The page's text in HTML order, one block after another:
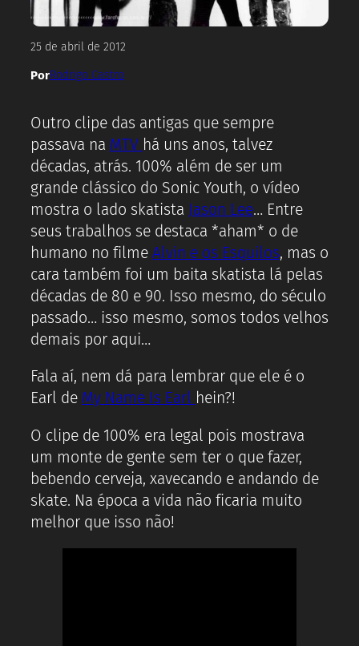
25 de abril de 2012
PorRodrigo Castro
Outro clipe das antigas que sempre
passava na MTV há uns anos, talvez
décadas, atrás. 100% além de ser um
grande clássico do Sonic Youth, o vídeo
mostra o lado skatista Jason Lee… Entre
seus trabalhos se destaca *aham* o de
humano no filme Alvin e os Esquilos, mas o
cara também foi um baita skatista lá pelas
décadas de 80 e 90. Isso mesmo, do século
passado… isso mesmo, somos todos velhos
demais por aqui…
Fala aí, nem dá para lembrar que ele é o
Earl de My Name Is Earl hein?!
O clipe de 100% era legal pois mostrava
um monte de gente sem ter o que fazer,
bebendo cerveja, xavecando e andando de
skate. Na época a vida não ficaria muito
melhor que isso não!